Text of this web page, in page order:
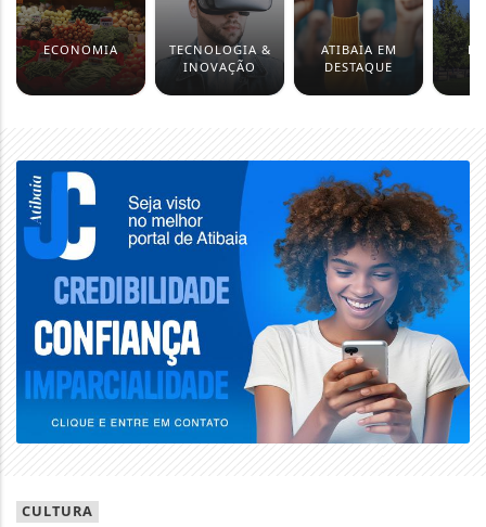
ECONOMIA
TECNOLOGIA &
INOVAÇÃO
ATIBAIA EM
DESTAQUE
CULTURA